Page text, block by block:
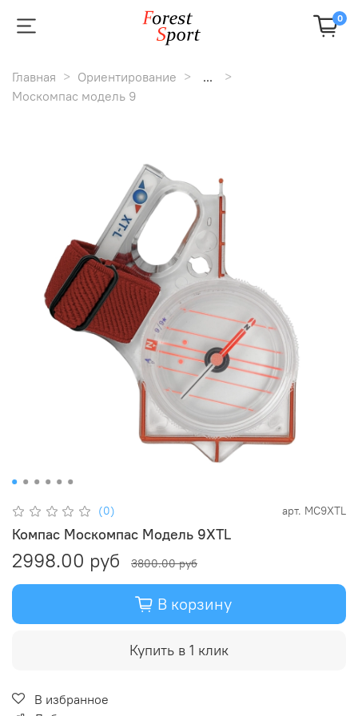
0
Главная Ориентирование
...
Москомпас модель 9
(0) арт. MC9XTL
Компас Москомпас Модель 9XTL
2998.00 руб 3800.00 руб
В корзину
Купить в 1 клик
В избранное